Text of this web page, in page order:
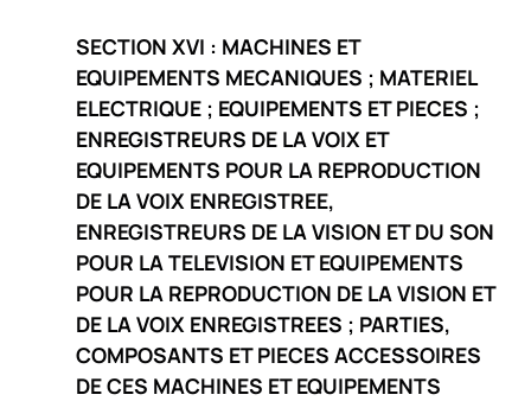
SECTION XVI : MACHINES ET
EQUIPEMENTS MECANIQUES ; MATERIEL
ELECTRIQUE ; EQUIPEMENTS ET PIECES ;
ENREGISTREURS DE LA VOIX ET
EQUIPEMENTS POUR LA REPRODUCTION
DE LA VOIX ENREGISTREE,
ENREGISTREURS DE LA VISION ET DU SON
POUR LA TELEVISION ET EQUIPEMENTS
POUR LA REPRODUCTION DE LA VISION ET
DE LA VOIX ENREGISTREES ; PARTIES,
COMPOSANTS ET PIECES ACCESSOIRES
DE CES MACHINES ET EQUIPEMENTS